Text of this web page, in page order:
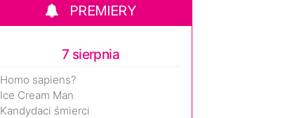
PREMIERY
7 sierpnia
Homo sapiens?
Ice Cream Man
Kandydaci śmierci